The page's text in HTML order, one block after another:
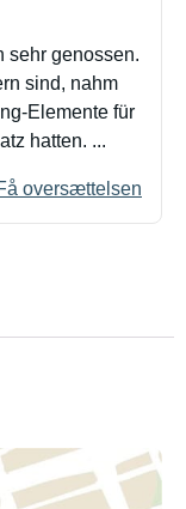
sehr genossen.
sind, nahm
Elemente für
hatten. ...
oversættelsen